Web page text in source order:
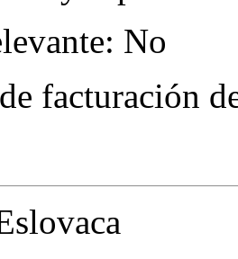
No
facturación